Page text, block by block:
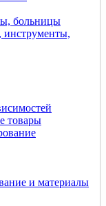
больницы
инструменты,
товары
и материалы